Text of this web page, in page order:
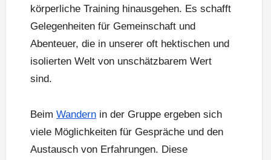
körperliche Training hinausgehen. Es schafft
Gelegenheiten für Gemeinschaft und
Abenteuer, die in unserer oft hektischen und
isolierten Welt von unschätzbarem Wert
sind.
Beim Wandern in der Gruppe ergeben sich
viele Möglichkeiten für Gespräche und den
Austausch von Erfahrungen. Diese